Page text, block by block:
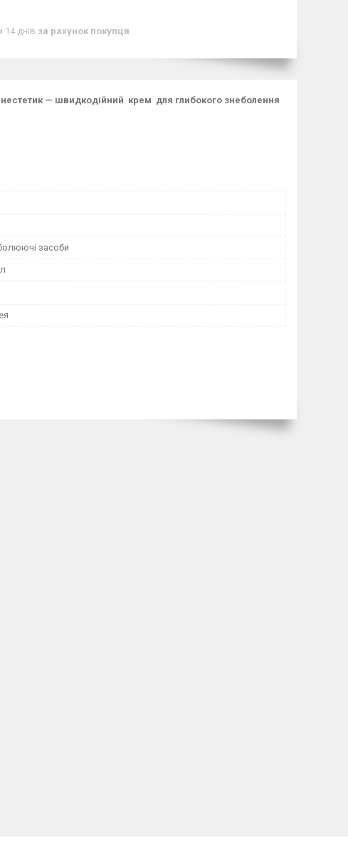
днів за рахунок покупця
— швидкодійний крем для глибокого знеболення
засоби